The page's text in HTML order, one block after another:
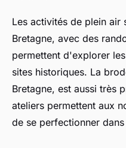
Les activités de plein air
Bretagne, avec des
permettent d'explorer
sites historiques. La
Bretagne, est aussi très
ateliers permettent aux
de se perfectionner